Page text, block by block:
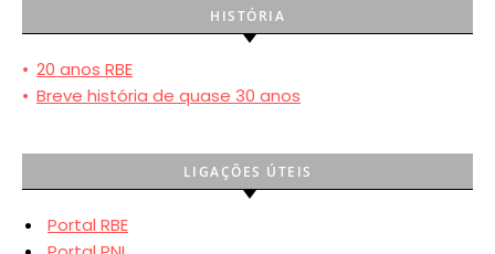
HISTÓRIA
• 20 anos RBE
• Breve história de quase 30 anos
LIGAÇÕES ÚTEIS
Portal RBE